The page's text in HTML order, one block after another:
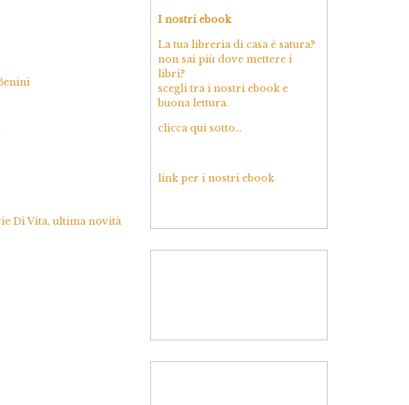
Di Vita, ultima novità
I nostri ebook
La tua libreria di casa è satura?
non sai più dove mettere i
libri?
scegli tra i nostri ebook e
buona lettura.
clicca qui sotto…
link per i nostri ebook